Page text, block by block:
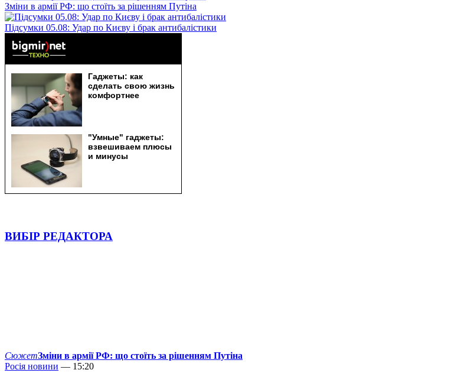
Зміни в армії РФ: що стоїть за рішенням Путіна
Підсумки 05.08: Удар по Києву і брак антибалістики
ВИБІР РЕДАКТОРА
СюжетЗміни в армії РФ: що стоїть за рішенням Путіна
Росія новини — 15:20